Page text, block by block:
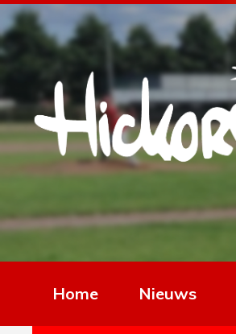
Home Nieuws